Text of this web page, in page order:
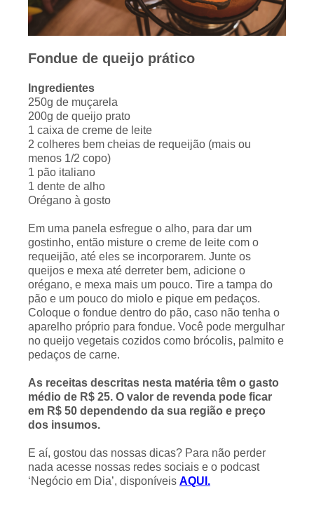
Fondue de queijo prático
Ingredientes
250g de muçarela
200g de queijo prato
1 caixa de creme de leite
2 colheres bem cheias de requeijão (mais ou
menos 1/2 copo)
1 pão italiano
1 dente de alho
Orégano à gosto
Em uma panela esfregue o alho, para dar um
gostinho, então misture o creme de leite com o
requeijão, até eles se incorporarem. Junte os
queijos e mexa até derreter bem, adicione o
orégano, e mexa mais um pouco. Tire a tampa do
pão e um pouco do miolo e pique em pedaços.
Coloque o fondue dentro do pão, caso não tenha o
aparelho próprio para fondue. Você pode mergulhar
no queijo vegetais cozidos como brócolis, palmito e
pedaços de carne.
As receitas descritas nesta matéria têm o gasto
médio de R$ 25. O valor de revenda pode ficar
em R$ 50 dependendo da sua região e preço
dos insumos.
E aí, gostou das nossas dicas? Para não perder
nada acesse nossas redes sociais e o podcast
‘Negócio em Dia’, disponíveis AQUI.